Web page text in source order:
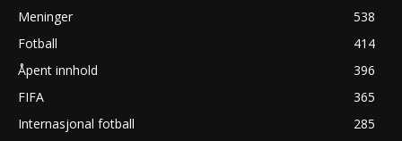
Meninger
538
Fotball
414
Åpent innhold
396
FIFA
365
Internasjonal fotball
285